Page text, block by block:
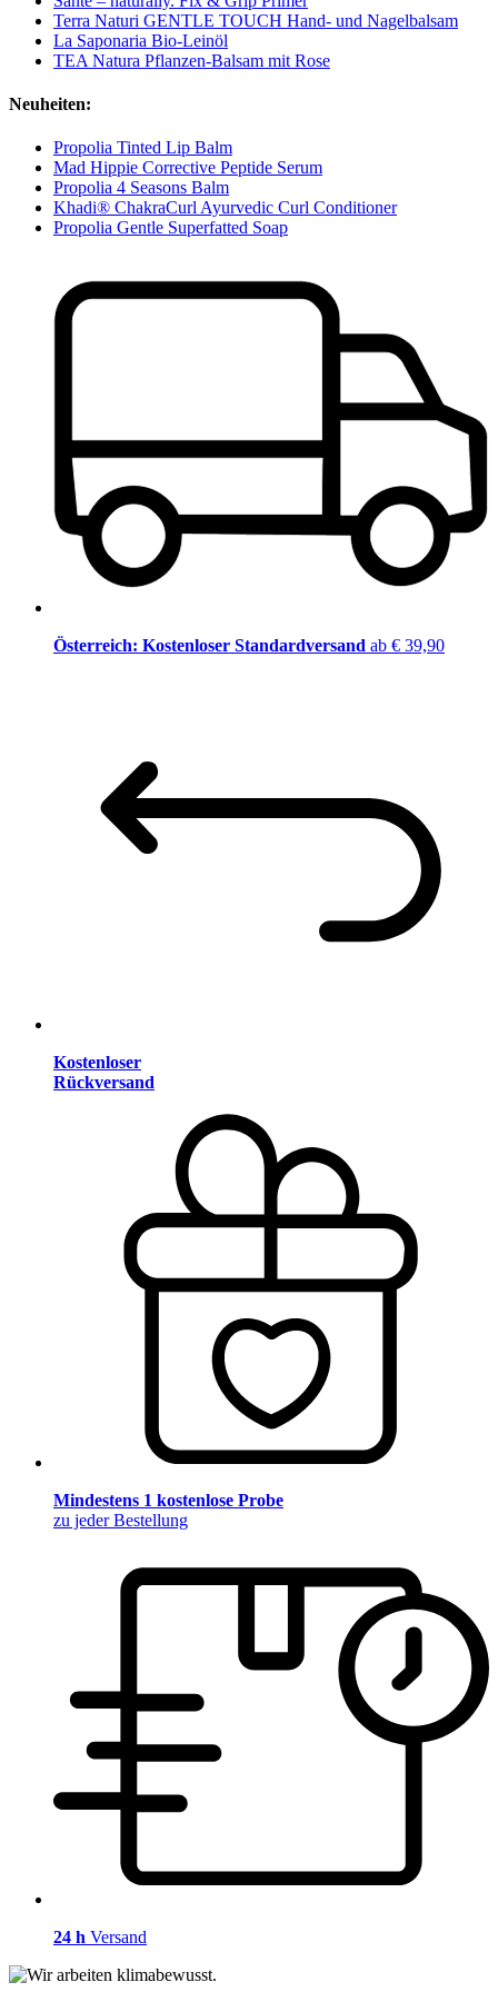
Terra Naturi GENTLE TOUCH Hand- und Nagelbalsam
La Saponaria Bio-Leinöl
TEA Natura Pflanzen-Balsam mit Rose
Neuheiten:
Propolia Tinted Lip Balm
Mad Hippie Corrective Peptide Serum
Propolia 4 Seasons Balm
Khadi® ChakraCurl Ayurvedic Curl Conditioner
Propolia Gentle Superfatted Soap
Österreich: Kostenloser Standardversand ab € 39,90
Kostenloser
Rückversand
Mindestens 1 kostenlose Probe
zu jeder Bestellung
24 h Versand